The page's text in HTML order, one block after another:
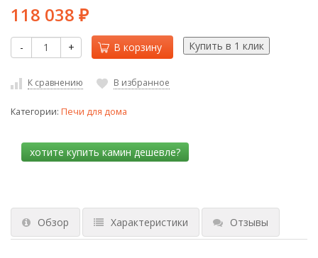
118 038 ₽
- + В корзину
К сравнению В избранное
Категории: Печи для дома
Обзор Характеристики Отзывы